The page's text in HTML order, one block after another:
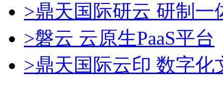
>鼎天国际研云 研制
>磐云 云原生PaaS平台
>鼎天国际云印 数字化